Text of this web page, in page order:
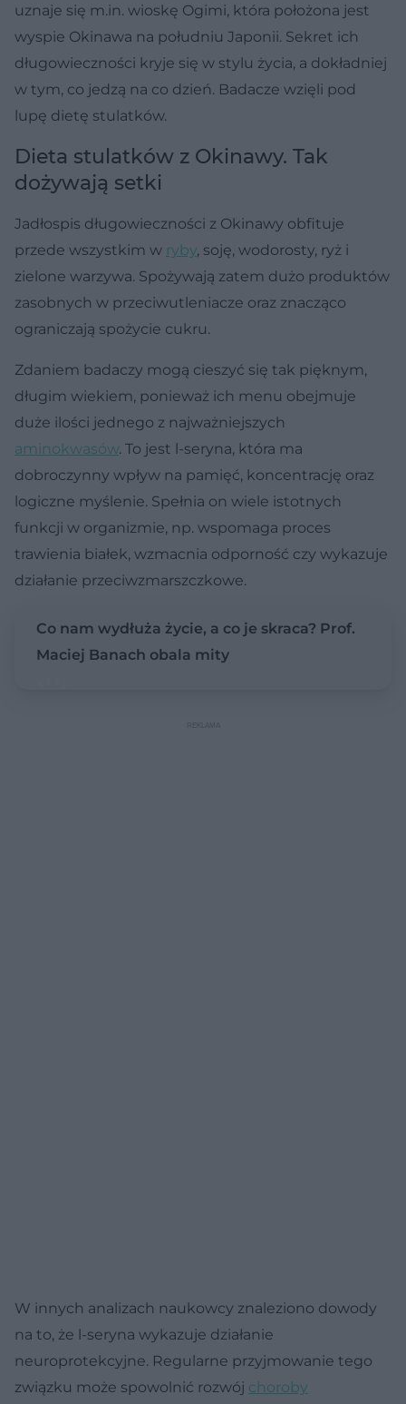
uznaje się m.in. wioskę Ogimi, która położona jest
wyspie Okinawa na południu Japonii. Sekret ich
długowieczności kryje się w stylu życia, a dokładniej
w tym, co jedzą na co dzień. Badacze wzięli pod
lupę dietę stulatków.
Dieta stulatków z Okinawy. Tak
dożywają setki
Jadłospis długowieczności z Okinawy obfituje
przede wszystkim w ryby, soję, wodorosty, ryż i
zielone warzywa. Spożywają zatem dużo produktów
zasobnych w przeciwutleniacze oraz znacząco
ograniczają spożycie cukru.
Zdaniem badaczy mogą cieszyć się tak pięknym,
długim wiekiem, ponieważ ich menu obejmuje
duże ilości jednego z najważniejszych
aminokwasów. To jest l-seryna, która ma
dobroczynny wpływ na pamięć, koncentrację oraz
logiczne myślenie. Spełnia on wiele istotnych
funkcji w organizmie, np. wspomaga proces
trawienia białek, wzmacnia odporność czy wykazuje
działanie przeciwzmarszczkowe.
Co nam wydłuża życie, a co je skraca? Prof.
Maciej Banach obala mity
W innych analizach naukowcy znaleziono dowody
na to, że l-seryna wykazuje działanie
neuroprotekcyjne. Regularne przyjmowanie tego
związku może spowolnić rozwój choroby